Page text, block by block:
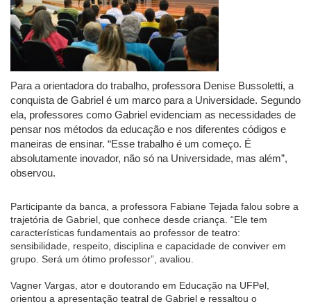
Para a orientadora do trabalho, professora Denise Bussoletti, a
conquista de Gabriel é um marco para a Universidade. Segundo
ela, professores como Gabriel evidenciam as necessidades de
pensar nos métodos da educação e nos diferentes códigos e
maneiras de ensinar. “Esse trabalho é um começo. É
absolutamente inovador, não só na Universidade, mas além”,
observou.
Participante da banca, a professora Fabiane Tejada falou sobre a
trajetória de Gabriel, que conhece desde criança. “Ele tem
características fundamentais ao professor de teatro:
sensibilidade, respeito, disciplina e capacidade de conviver em
grupo. Será um ótimo professor”, avaliou.
Vagner Vargas, ator e doutorando em Educação na UFPel,
orientou a apresentação teatral de Gabriel e ressaltou o